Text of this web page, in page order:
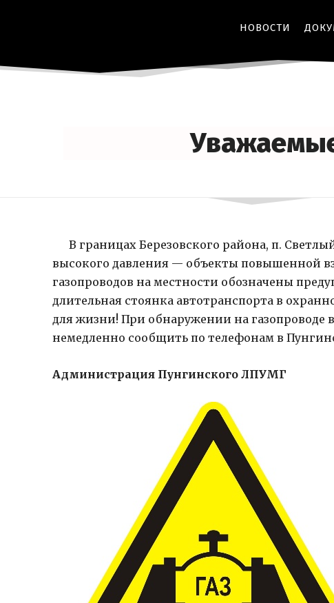
НОВОСТИ
В границах Березовского района, п.
высокого давления — объекты повышенной
газопроводов на местности обозначены
длительная стоянка автотранспорта в
для жизни! При обнаружении на газопроводе
немедленно сообщить по телефонам в
Администрация Пунгинского ЛПУМГ